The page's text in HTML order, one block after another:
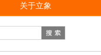
关于立象